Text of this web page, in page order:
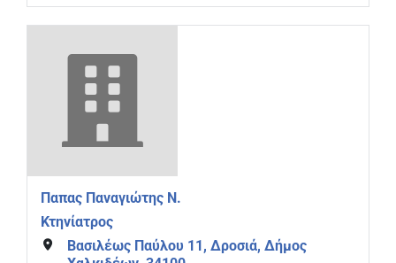
Παπας Παναγιώτης Ν.
Κτηνίατρος
Βασιλέως Παύλου 11, Δροσιά, Δήμος